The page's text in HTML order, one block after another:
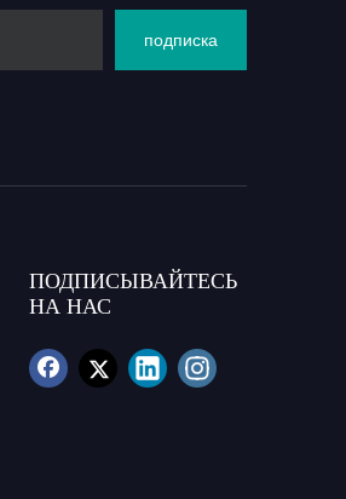
подписка
ПОДПИСЫВАЙТЕСЬ
НА НАС